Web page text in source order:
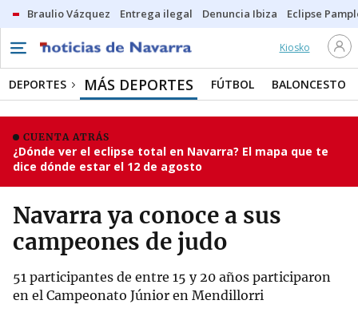
Braulio Vázquez Entrega ilegal Denuncia Ibiza Eclipse
Kiosko
DEPORTES MÁS DEPORTES FÚTBOL BALONCESTO
CUENTA ATRÁS
¿Dónde ver el eclipse total en Navarra? El mapa que te
dice dónde estar el 12 de agosto
Navarra ya conoce a sus
campeones de judo
51 participantes de entre 15 y 20 años participaron
en el Campeonato Júnior en Mendillorri